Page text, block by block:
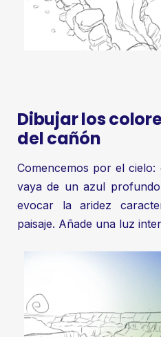
Dibujar los
del cañón
Comencemos por el cielo:
vaya de un azul
evocar la aridez
paisaje. Añade una luz